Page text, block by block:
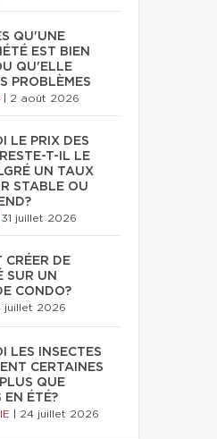
QU'UNE
EST BIEN
QU'ELLE
PROBLÈMES
2 août 2026
LE PRIX DES
T-IL LE
UN TAUX
STABLE OU
31 juillet 2026
CRÉER DE
SUR UN
CONDO?
juillet 2026
LES INSECTES
CERTAINES
QUE
EN ÉTÉ?
24 juillet 2026